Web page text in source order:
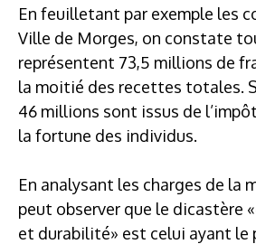
En feuilletant par exemple les
Ville de Morges, on constate
représentent 73,5 millions de
la moitié des recettes totales.
46 millions sont issus de
la fortune des individus.
En analysant les charges de la
peut observer que le dicastère
et durabilité» est celui ayant le